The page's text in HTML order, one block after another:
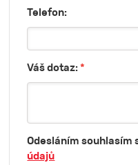
Telefon:
Váš dotaz:*
Odesláním souhlasím
údajů